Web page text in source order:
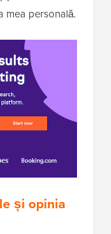
mea personală.
și opinia